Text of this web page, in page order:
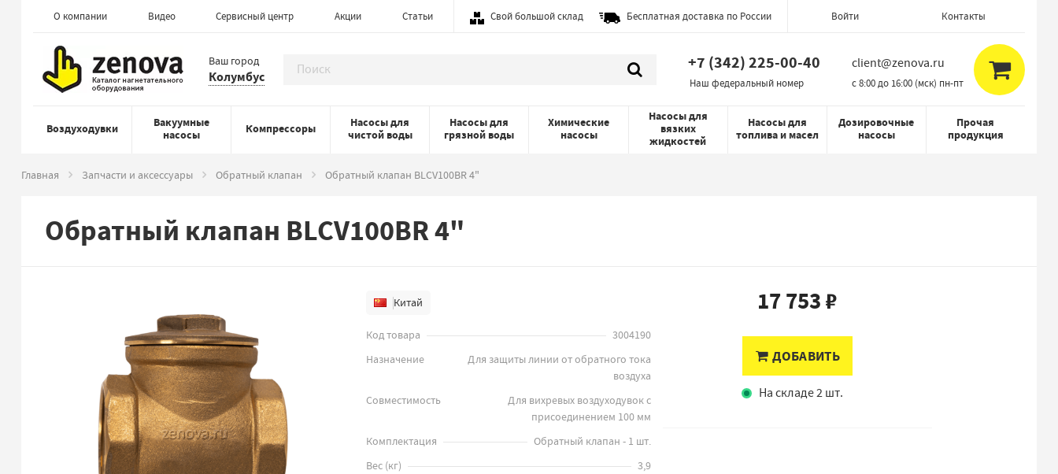
О компании Видео Сервисный центр Акции Статьи Свой большой склад Бесплатная доставка по России Войти Контакты
Ваш город
Колумбус
+7 (342) 225-00-40
Наш федеральный номер
client@zenova.ru
c 8:00 до 16:00 (мск) пн-пт
Воздуходувки
Вакуумные
насосы
Компрессоры
Насосы для
чистой воды
Насосы для
грязной воды
Химические
насосы
Насосы для
вязких
жидкостей
Насосы для
топлива и масел
Дозировочные
насосы
Прочая
продукция
Главная Запчасти и аксессуары Обратный клапан Обратный клапан BLCV100BR 4"
Обратный клапан BLCV100BR 4"
Китай
Код товара
3004190
Назначение
Для защиты линии от обратного тока
воздуха
Совместимость
Для вихревых воздуходувок с
присоединением 100 мм
Комплектация
Обратный клапан - 1 шт.
Вес(кг) 3,9
17 753 ₽
ДОБАВИТЬ
На складе 2 шт.